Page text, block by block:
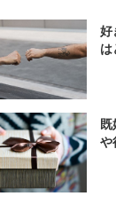
好
は
や